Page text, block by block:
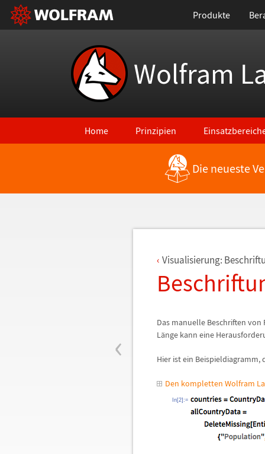
Produkte
Wolfram
Home Prinzipien
Zurück zu den neuesten FeaturesDie neueste
‹
Visualisierung:
Das manuelle Beschriften
Länge kann eine
Hier ist ein Beispieldiagramm,
Den kompletten Wolfram
In[2]:=